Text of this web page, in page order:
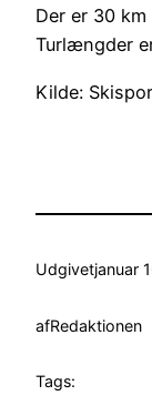
Der er 30
Turlængder
Kilde:
Udgivetjanuar
afRedaktionen
Tags: